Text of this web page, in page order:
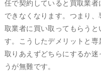
任で契約していると買取業
できなくなります。つまり
取業者に買い取ってもらう
す。こうしたデメリットと専
取りあえずどちらにするか
うが無難です。